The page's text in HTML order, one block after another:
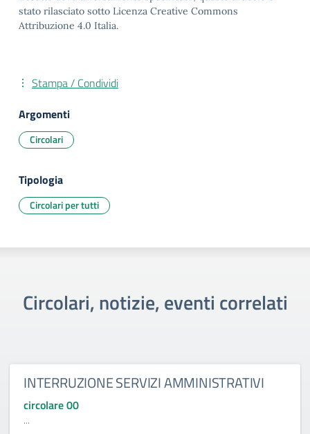
stato rilasciato sotto Licenza Creative Commons
Attribuzione 4.0 Italia.
Stampa / Condividi
Argomenti
Circolari
Tipologia
Circolari per tutti
Circolari, notizie, eventi correlati
INTERRUZIONE SERVIZI AMMINISTRATIVI
circolare 00
...